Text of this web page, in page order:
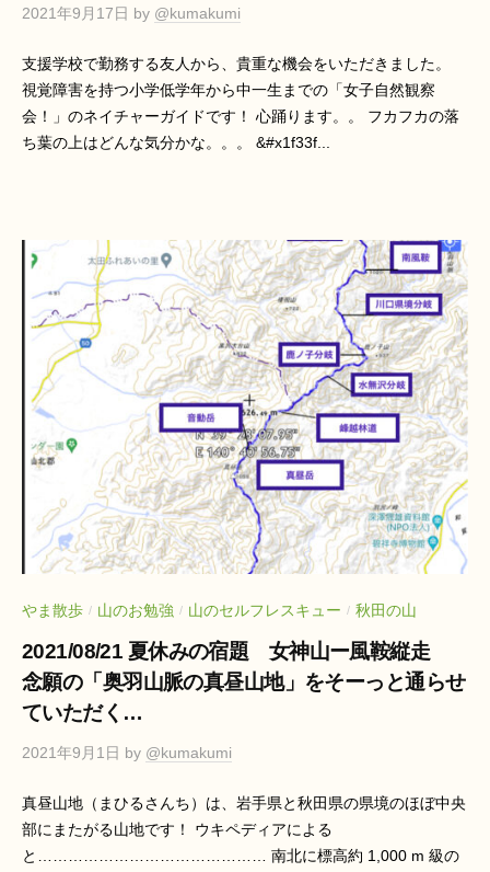
リ
ー
山
と
2021年9月17日 by @kumakumi
支援学校で勤務する友人から、貴重な機会をいただきました。
視覚障害を持つ小学低学年から中一生までの「女子自然観察
会！」のネイチャーガイドです！ 心踊ります。。 フカフカの落
ち葉の上はどんな気分かな。。。 &#x1f33f...
やま散歩 / 山のお勉強 / 山のセルフレスキュー / 秋田の山
2021/08/21 夏休みの宿題 女神山ー風鞍縦走
念願の「奥羽山脈の真昼山地」をそーっと通らせ
ていただく…
2021年9月1日 by @kumakumi
真昼山地（まひるさんち）は、岩手県と秋田県の県境のほぼ中央
部にまたがる山地です！ ウキペディアによる
と……………………………………… 南北に標高約 1,000 m 級の